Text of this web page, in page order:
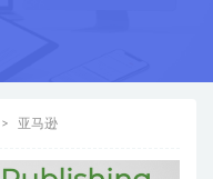
亚马逊